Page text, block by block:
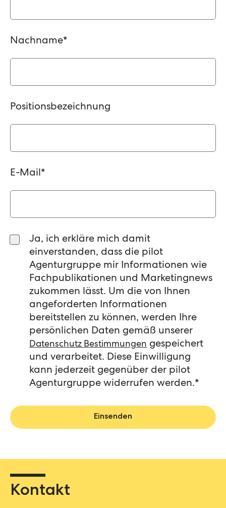
Nachname*
Positionsbezeichnung
E-Mail*
Ja, ich erkläre mich damit
einverstanden, dass die pilot
Agenturgruppe mir Informationen wie
Fachpublikationen und Marketingnews
zukommen lässt. Um die von Ihnen
angeforderten Informationen
bereitstellen zu können, werden Ihre
persönlichen Daten gemäß unserer
Datenschutz Bestimmungen gespeichert
und verarbeitet. Diese Einwilligung
kann jederzeit gegenüber der pilot
Agenturgruppe widerrufen werden.*
Kontakt